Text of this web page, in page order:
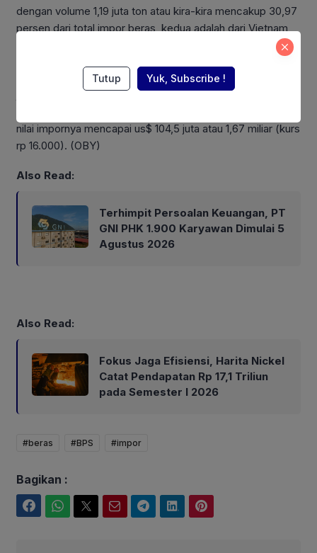
dengan volume 1,19 juta ton atau kira-kira mencakup 30,97
persen dari total impor beras, kedua adalah dari Vietnam,
kemudian dari Myanmar, Pakistan dan India,” tambahnya
Selain beras, BPS juga mencatat Indonesia impor daging
jenis lembu sebanyak 29,12 ribu ton pada November 2024
nilai impornya mencapai us$ 104,5 juta atau 1,67 miliar (kurs
rp 16.000). (OBY)
Also Read:
Terhimpit Persoalan Keuangan, PT
GNI PHK 1.900 Karyawan Dimulai 5
Agustus 2026
Also Read:
Fokus Jaga Efisiensi, Harita Nickel
Catat Pendapatan Rp 17,1 Triliun
pada Semester I 2026
#beras #BPS #impor
Bagikan :
Tutup Yuk, Subscribe !